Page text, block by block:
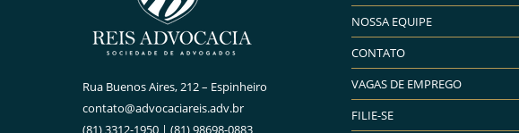
Rua Buenos Aires, 212 – Espinheiro
contato@advocaciareis.adv.br
(81) 3312-1950 | (81) 98698-0883
NOSSA EQUIPE
CONTATO
VAGAS DE EMPREGO
FILIE-SE